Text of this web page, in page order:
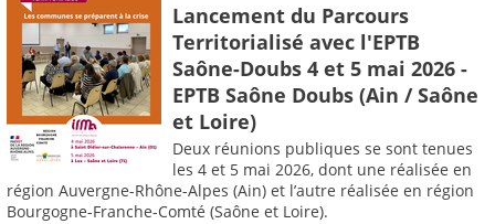
Lancement du Parcours
Territorialisé avec l'EPTB
Saône-Doubs 4 et 5 mai 2026 -
EPTB Saône Doubs (Ain / Saône
et Loire)
Deux réunions publiques se sont tenues
les 4 et 5 mai 2026, dont une réalisée en
région Auvergne-Rhône-Alpes (Ain) et l’autre réalisée en région
Bourgogne-Franche-Comté (Saône et Loire).